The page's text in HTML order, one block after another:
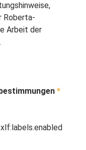
Roberta-
Arbeit der
*